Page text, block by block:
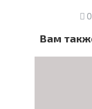
0
Вам